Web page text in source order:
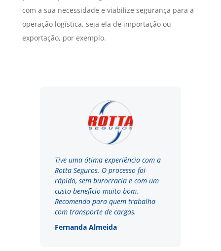
com a sua necessidade e viabilize segurança para a
operação logística, seja ela de importação ou
exportação, por exemplo.
Tive uma ótima experiência com a
Rotta Seguros. O processo foi
rápido, sem burocracia e com um
custo-benefício muito bom.
Recomendo para quem trabalha
com transporte de cargas.
Fernanda Almeida